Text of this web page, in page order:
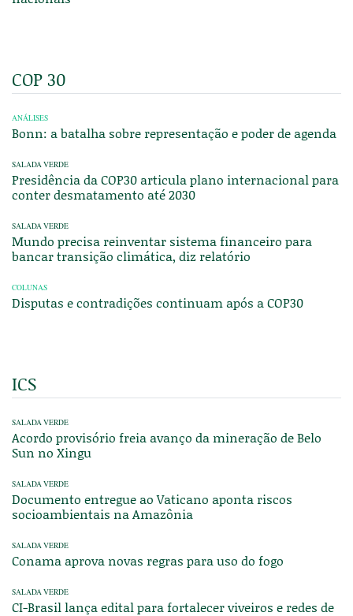
COP 30
ANÁLISES
Bonn: a batalha sobre representação e poder de agenda
SALADA VERDE
Presidência da COP30 articula plano internacional para
conter desmatamento até 2030
SALADA VERDE
Mundo precisa reinventar sistema financeiro para
bancar transição climática, diz relatório
COLUNAS
Disputas e contradições continuam após a COP30
ICS
SALADA VERDE
Acordo provisório freia avanço da mineração de Belo
Sun no Xingu
SALADA VERDE
Documento entregue ao Vaticano aponta riscos
socioambientais na Amazônia
SALADA VERDE
Conama aprova novas regras para uso do fogo
SALADA VERDE
CI-Brasil lança edital para fortalecer viveiros e redes de